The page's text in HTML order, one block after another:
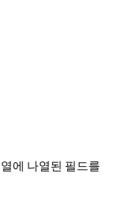
에 나열된 필드를